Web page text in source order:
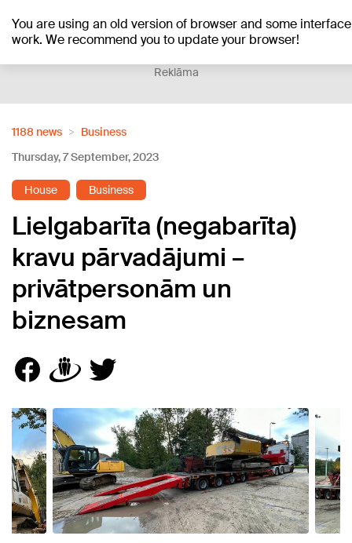
You are using an old version of browser and some
work. We recommend you to update your browser!
+16°C
Reklāma
1188 news
Business
Thursday, 7 September, 2023
House Business
Lielgabarīta (negabarīta)
kravu pārvadājumi –
privātpersonām un
biznesam